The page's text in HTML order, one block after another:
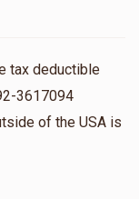
tax deductible
3617094
of the USA is